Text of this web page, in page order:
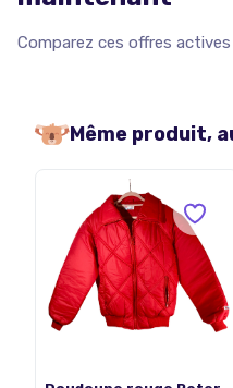
Comparez ces offres
Même produit,